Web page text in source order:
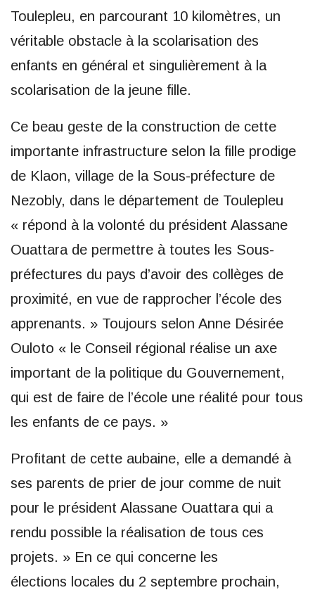
Toulepleu, en parcourant 10 kilomètres, un
véritable obstacle à la scolarisation des
enfants en général et singulièrement à la
scolarisation de la jeune fille.
Ce beau geste de la construction de cette
importante infrastructure selon la fille prodige
de Klaon, village de la Sous-préfecture de
Nezobly, dans le département de Toulepleu
« répond à la volonté du président Alassane
Ouattara de permettre à toutes les Sous-
préfectures du pays d’avoir des collèges de
proximité, en vue de rapprocher l’école des
apprenants. » Toujours selon Anne Désirée
Ouloto « le Conseil régional réalise un axe
important de la politique du Gouvernement,
qui est de faire de l’école une réalité pour tous
les enfants de ce pays. »
Profitant de cette aubaine, elle a demandé à
ses parents de prier de jour comme de nuit
pour le président Alassane Ouattara qui a
rendu possible la réalisation de tous ces
projets. » En ce qui concerne les
élections locales du 2 septembre prochain,